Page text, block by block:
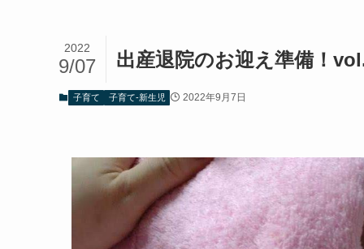
出産退院のお迎え準備！
2022
9/07
子育て 子育て-新生児 2022年9月7日